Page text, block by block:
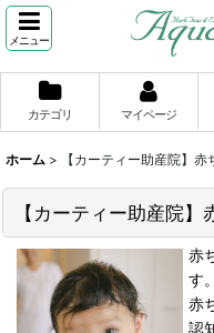
メニュー
カテゴリ マイページ
ホーム > 【カーティー助産院】
【カーティー助産院
赤
す。
赤
認